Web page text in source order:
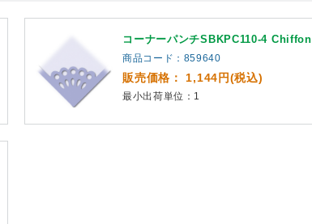
コーナーパンチSBKPC110-4 Chiffon
商品コード：859640
販売価格： 1,144円(税込)
最小出荷単位：1